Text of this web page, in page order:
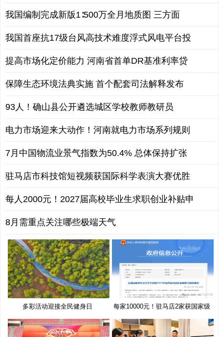
我国编制完成新版1∶500万全月地质图 三方面
我国首座抗17级台风高技术难度浮式风电平台投
提高市场化定价能力 河南省首单DR基准利率贷
保障生态环境法典实施 首个配套司法解释发布
93人！确山县公开遴选城区学校教师教研员
电力市场迎来大动作！河南就电力市场系列规则
7月中国物流业景气指数为50.4% 总体保持扩张
驻马店市科技馆短视频获国际科学表演大赛优胜
每人2000元！2027届高校毕业生求职创业补贴申
8月需重点关注哪些极端天气
多彩活动迎接全民健身日
每家10000元！驻马店2家获国家级
奖